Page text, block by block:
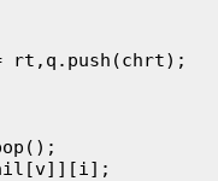
rt,q.push(chrt);